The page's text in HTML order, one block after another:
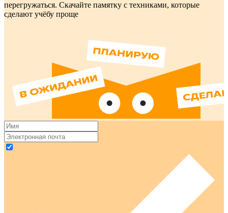
перегружаться. Скачайте памятку с техниками, которые
сделают учёбу проще